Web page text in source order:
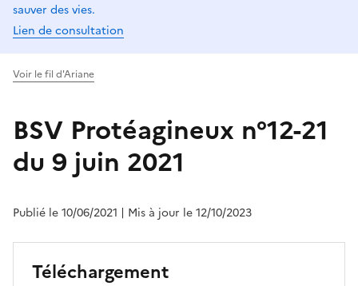
sauver des vies.
Lien de consultation
Voir le fil d'Ariane
BSV Protéagineux n°12-21
du 9 juin 2021
Publié le 10/06/2021 | Mis à jour le 12/10/2023
Téléchargement